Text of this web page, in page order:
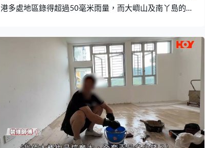
港多處地區錄得超過50毫米雨量，而大嶼山及南丫島的雨
及明日多雲，間中有驟雨及幾陣雷暴，初時雨勢頗大。氣
溫介乎25至28度。吹和緩東至東南風。展望隨後兩三日仍
然有驟雨，星期四稍後至星期五驟雨較多。